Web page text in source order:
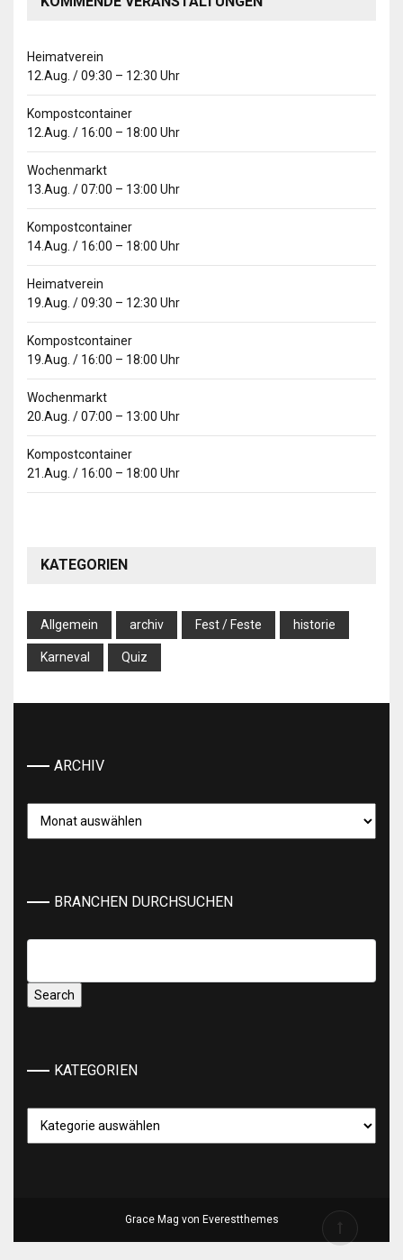
Heimatverein
12.Aug. /09:30 – 12:30 Uhr
Kompostcontainer
12.Aug. / 16:00 – 18:00 Uhr
Wochenmarkt
13.Aug. /07:00 – 13:00 Uhr
Kompostcontainer
14.Aug. / 16:00 – 18:00 Uhr
Heimatverein
19.Aug. /09:30 – 12:30 Uhr
Kompostcontainer
19.Aug. / 16:00 – 18:00 Uhr
Wochenmarkt
20.Aug. /07:00 – 13:00 Uhr
Kompostcontainer
21.Aug. / 16:00 – 18:00 Uhr
KATEGORIEN
Allgemein archiv Fest / Feste historie
Karneval Quiz
ARCHIV
BRANCHEN DURCHSUCHEN
KATEGORIEN
Grace Mag von Everestthemes